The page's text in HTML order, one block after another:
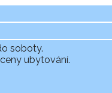
soboty.
ubytování.